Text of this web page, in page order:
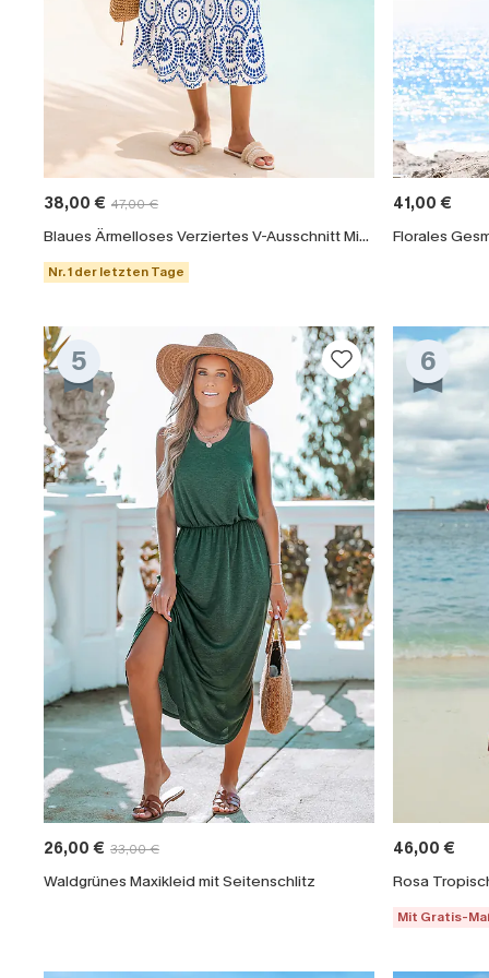
38,00 € 47,00 €
Blaues Ärmelloses Verziertes V-Ausschnitt Midi-Trägerkleid
Nr. 1 der letzten Tage
41,00 €
Florales
5
26,00 € 33,00 €
Waldgrünes Maxikleid mit Seitenschlitz
6
46,00 €
Mit Gratis-